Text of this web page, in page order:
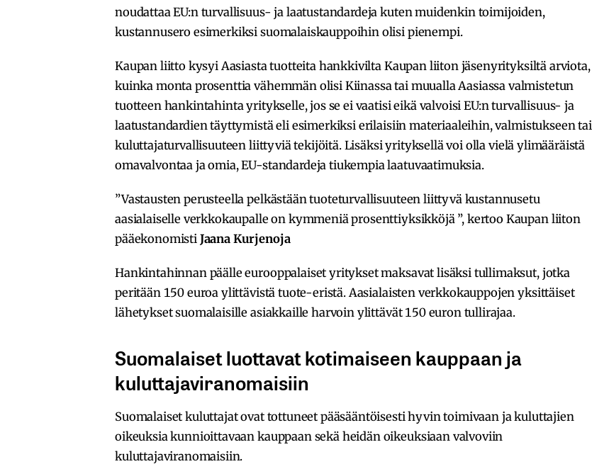
noudattaa EU:n turvallisuus- ja laatustandardeja kuten muidenkin toimijoiden,
kustannusero esimerkiksi suomalaiskauppoihin olisi pienempi.
Kaupan liitto kysyi Aasiasta tuotteita hankkivilta Kaupan liiton jäsenyrityksiltä arviota,
kuinka monta prosenttia vähemmän olisi Kiinassa tai muualla Aasiassa valmistetun
tuotteen hankintahinta yritykselle, jos se ei vaatisi eikä valvoisi EU:n turvallisuus- ja
laatustandardien täyttymistä eli esimerkiksi erilaisiin materiaaleihin, valmistukseen tai
kuluttajaturvallisuuteen liittyviä tekijöitä. Lisäksi yrityksellä voi olla vielä ylimääräistä
omavalvontaa ja omia, EU-standardeja tiukempia laatuvaatimuksia.
”Vastausten perusteella pelkästään tuoteturvallisuuteen liittyvä kustannusetu
aasialaiselle verkkokaupalle on kymmeniä prosenttiyksikköjä ”, kertoo Kaupan liiton
pääekonomisti Jaana Kurjenoja
Hankintahinnan päälle eurooppalaiset yritykset maksavat lisäksi tullimaksut, jotka
peritään 150 euroa ylittävistä tuote-eristä. Aasialaisten verkkokauppojen yksittäiset
lähetykset suomalaisille asiakkaille harvoin ylittävät 150 euron tullirajaa.
Suomalaiset luottavat kotimaiseen kauppaan ja
kuluttajaviranomaisiin
Suomalaiset kuluttajat ovat tottuneet pääsääntöisesti hyvin toimivaan ja kuluttajien
oikeuksia kunnioittavaan kauppaan sekä heidän oikeuksiaan valvoviin
kuluttajaviranomaisiin.